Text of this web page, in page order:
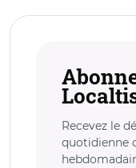
Recevez le
quotidienne